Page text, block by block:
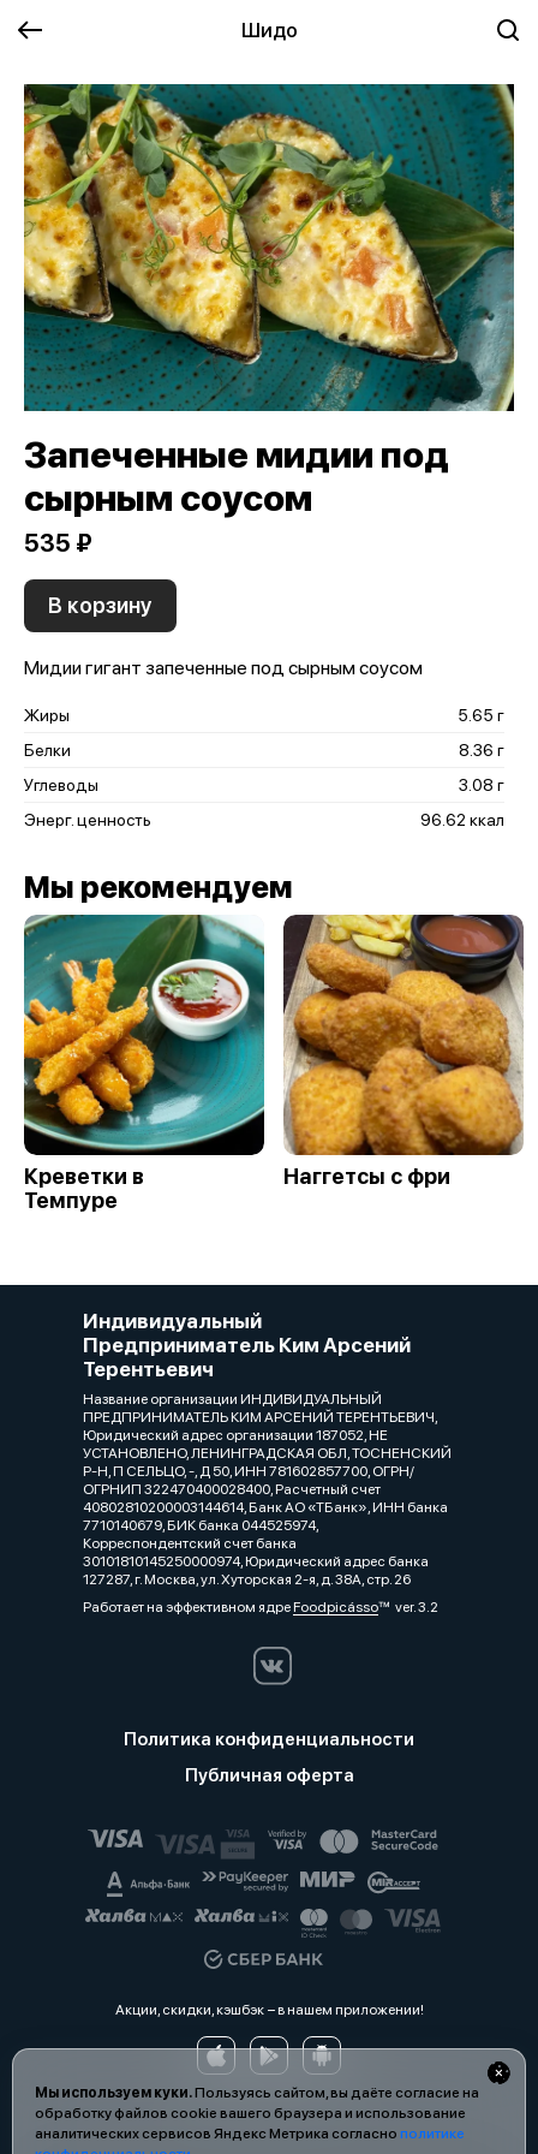
Шидо
Мы используем куки.Пользуясь сайтом, вы даёте согласие на
обработку файлов cookie вашего браузера и использование
аналитических сервисов Яндекс Метрика согласно политике
Запеченные мидии под
сырным соусом
535 ₽
В корзину
Мидии гигант запеченные под сырным соусом
Жиры
5.65 г
Белки
8.36 г
Углеводы
3.08 г
Энерг. ценность
96.62 ккал
Мы рекомендуем
Креветки в
Темпуре
Наггетсы с фри
Индивидуальный
Предприниматель Ким Арсений
Терентьевич
Название организации ИНДИВИДУАЛЬНЫЙ
ПРЕДПРИНИМАТЕЛЬ КИМ АРСЕНИЙ ТЕРЕНТЬЕВИЧ,
Юридический адрес организации 187052, НЕ
УСТАНОВЛЕНО, ЛЕНИНГРАДСКАЯ ОБЛ, ТОСНЕНСКИЙ
Р-Н, П СЕЛЬЦО, -, Д 50, ИНН 781602857700, ОГРН/
ОГРНИП 322470400028400, Расчетный счет
40802810200003144614, Банк АО «ТБанк», ИНН банка
7710140679, БИК банка 044525974,
Корреспондентский счет банка
30101810145250000974, Юридический адрес банка
127287, г. Москва, ул. Хуторская 2-я, д. 38А, стр. 26
Работает на эффективном ядреFoodpicássover. 3.2
Политика конфиденциальности
Публичная оферта
Акции, скидки, кэшбэк − в нашем приложении!